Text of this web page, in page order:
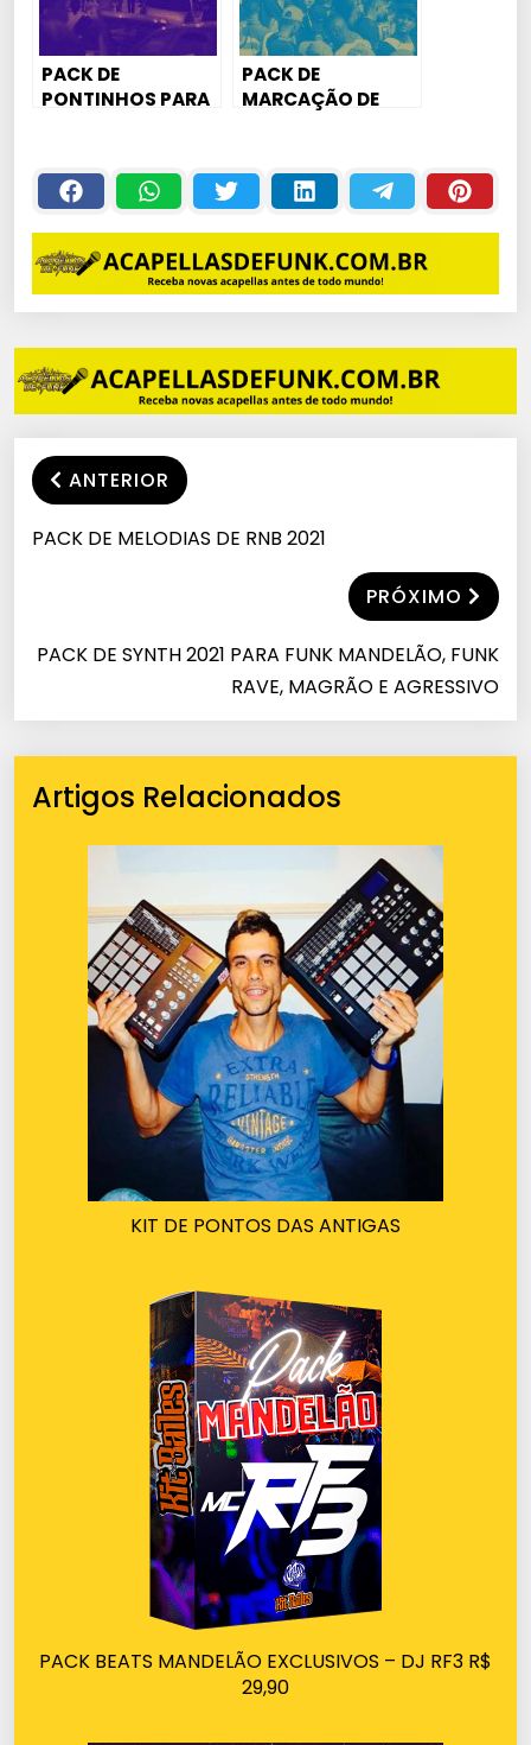
PACK DE
PONTINHOS PARA
MAGRÃO E
AGRESSIVO
PACK DE
MARCAÇÃO DE
RAVE, MAGRÃO E
AGRESSIVO
ANTERIOR
PACK DE MELODIAS DE RNB 2021
PRÓXIMO
PACK DE SYNTH 2021 PARA FUNK MANDELÃO, FUNK
RAVE, MAGRÃO E AGRESSIVO
Artigos Relacionados
KIT DE PONTOS DAS ANTIGAS
PACK BEATS MANDELÃO EXCLUSIVOS – DJ RF3 R$
29,90